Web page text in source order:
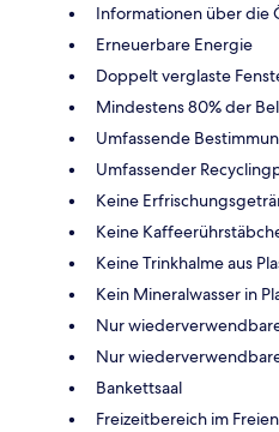
Informationen über die
Erneuerbare Energie
Doppelt verglaste
Mindestens 80% der
Umfassende
Umfassender
Keine
Keine
Keine Trinkhalme aus
Kein Mineralwasser in
Nur
Nur
Bankettsaal
Freizeitbereich im Freien